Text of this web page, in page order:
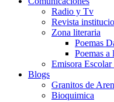
Radio y Tv
Revista
Zona literaria
Poemas
Poemas a
Emisora
Blogs
Granitos de
Bioquimica